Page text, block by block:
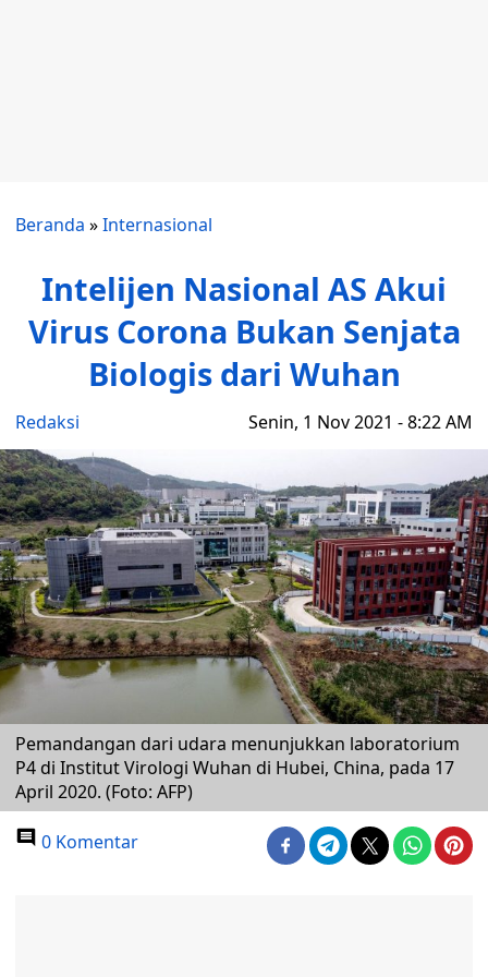
Beranda »Internasional
Intelijen Nasional AS Akui
Virus Corona Bukan Senjata
Biologis dari Wuhan
Redaksi Senin, 1 Nov 2021 - 8:22 AM
Pemandangan dari udara menunjukkan laboratorium
P4 di Institut Virologi Wuhan di Hubei, China, pada 17
April 2020. (Foto: AFP)
0 Komentar